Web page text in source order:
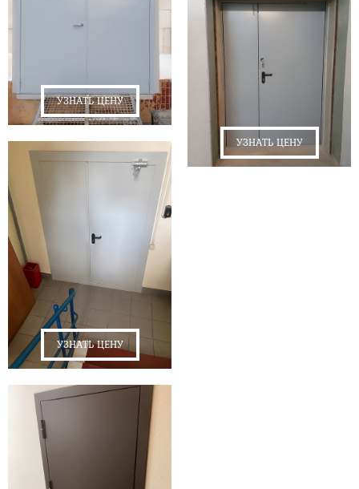
УЗНАТЬ ЦЕНУ
УЗНАТЬ ЦЕНУ
УЗНАТЬ ЦЕНУ